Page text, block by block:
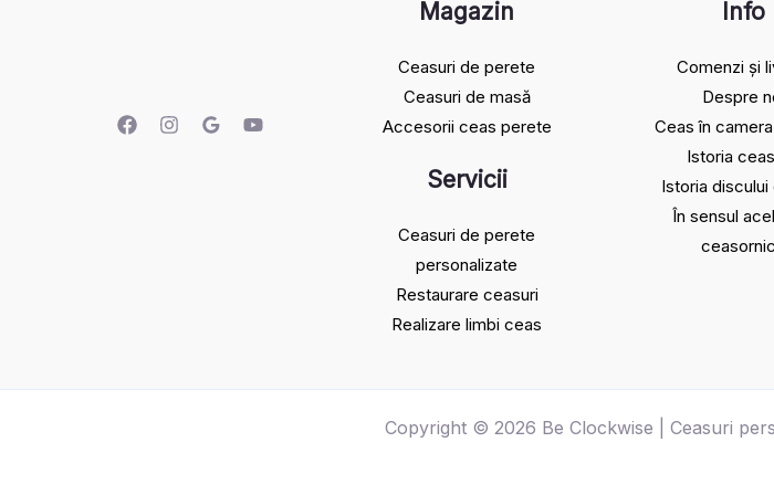
Magazin
Ceasuri de perete
Ceasuri de masă
Accesorii ceas perete
Servicii
Ceasuri de perete
personalizate
Restaurare ceasuri
Realizare limbi ceas
Info
Comenzi și
Despre
Ceas în
Istoria
Istoria discului
În sensul
Copyright © 2026 Be Clockwise | Ceasuri